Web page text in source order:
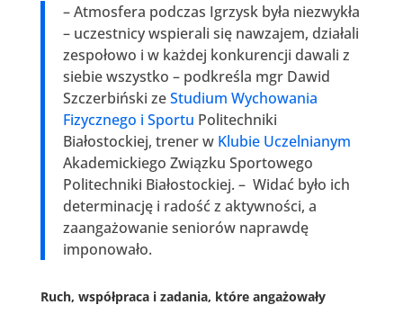
– Atmosfera podczas Igrzysk była niezwykła
– uczestnicy wspierali się nawzajem, działali
zespołowo i w każdej konkurencji dawali z
siebie wszystko – podkreśla mgr Dawid
Szczerbiński zeStudium Wychowania
Fizycznego i Sportu Politechniki
Białostockiej, trener w Klubie Uczelnianym
Akademickiego Związku Sportowego
Politechniki Białostockiej. – Widać było ich
determinację i radość z aktywności, a
zaangażowanie seniorów naprawdę
imponowało.
Ruch, współpraca i zadania, które angażowały